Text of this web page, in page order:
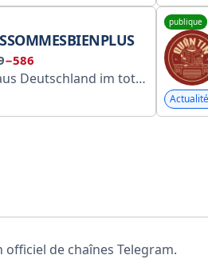
−586
Irrenhaus Deutschland im totalitären Wahnsinn. Stehen wir gemeinsam auf, denn #WirSindVielMehr News und Satire, denn Satire darf fast alles!
publique
de chaînes Telegram.